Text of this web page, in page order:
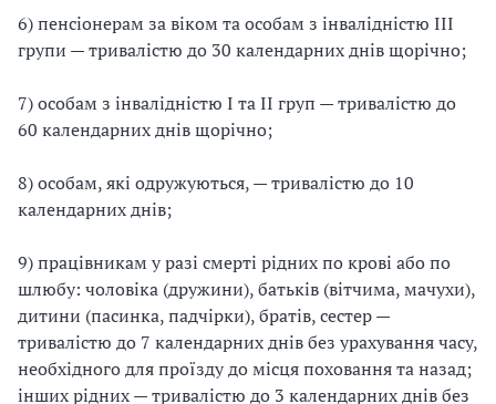
6) пенсіонерам за віком та особам з інвалідністю III
групи — тривалістю до 30 календарних днів щорічно;
7) особам з інвалідністю I та II груп — тривалістю до
60 календарних днів щорічно;
8) особам, які одружуються, — тривалістю до 10
календарних днів;
9) працівникам у разі смерті рідних по крові або по
шлюбу: чоловіка (дружини), батьків (вітчима, мачухи),
дитини (пасинка, падчірки), братів, сестер —
тривалістю до 7 календарних днів без урахування часу,
необхідного для проїзду до місця поховання та назад;
інших рідних — тривалістю до 3 календарних днів без